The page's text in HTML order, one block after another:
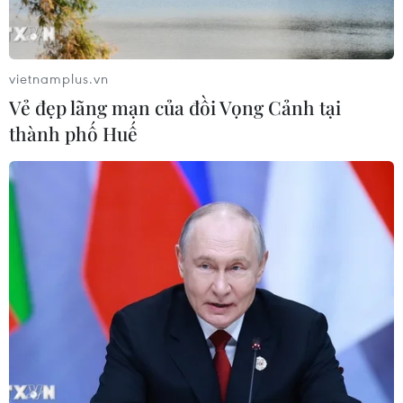
dinh dưỡng đầu đời cho trẻ?
18/07/2026 01:00
Phân bổ ngân sách chăm sóc sức
khỏe và dân số: Ưu tiên các địa bàn
17/07/2026 22:30
Đà Nẵng tổ chức Lễ hội Sâm Ngọc
Linh 2026: Cam kết 100% sâm thật
17/07/2026 06:09
Tìm ra cơ chế gây bệnh ung thư
vietnamplus.vn
Vẻ đẹp lãng mạn của đồi Vọng Cảnh tại
thành phố Huế